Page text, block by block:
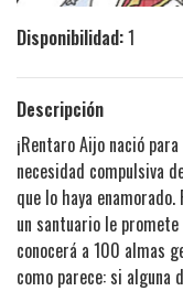
Disponibilidad:1
Descripción
¡Rentaro Aijo nació
necesidad compulsiva
que lo haya
un santuario le
conocerá a 100 almas
como parece: si alguna